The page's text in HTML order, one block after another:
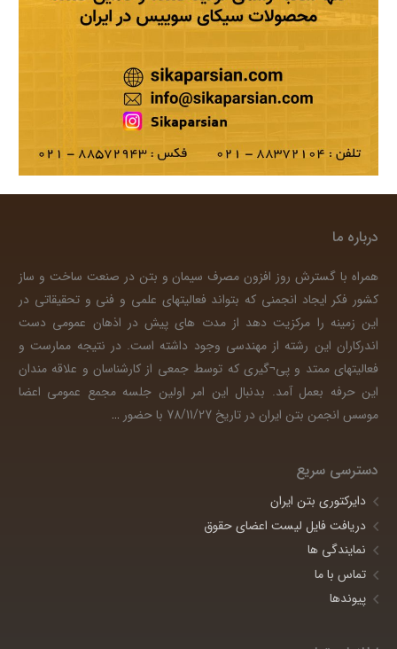
درباره ما
همراه با گسترش روز افزون مصرف سیمان و بتن در صنعت ساخت و ساز
کشور فکر ایجاد انجمنی که بتواند فعالیتهای علمی و فنی و تحقیقاتی در
این زمینه را مرکزیت دهد از مدت های پیش در اذهان عمومی دست
اندرکاران این رشته از مهندسی وجود داشته است. در نتیجه ممارست و
فعالیتهای ممتد و پی¬گیری که توسط جمعی از کارشناسان و علاقه مندان
این حرفه بعمل آمد. بدنبال این امر اولین جلسه مجمع عمومی اعضا
موسس انجمن بتن ایران در تاریخ 78/11/27 با حضور
…
دسترسی سریع
دایرکتوری بتن ایران
دریافت فایل لیست اعضای حقوق
نمایندگی ها
تماس با ما
پیوندها